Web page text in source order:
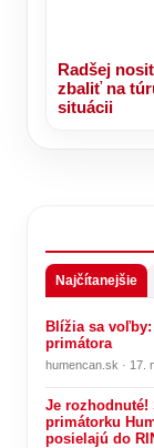
Radšej
zbaliť na
situácii
Najčítanejšie
Blížia sa
primátora
humencan.sk · 17.
Je rozhodnuté!
primátorku
posielajú do